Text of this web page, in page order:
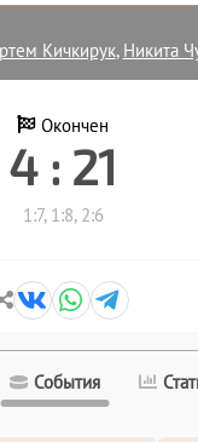
Кичкирук, Никита
Окончен
4 : 21
1:7, 1:8, 2:6
События